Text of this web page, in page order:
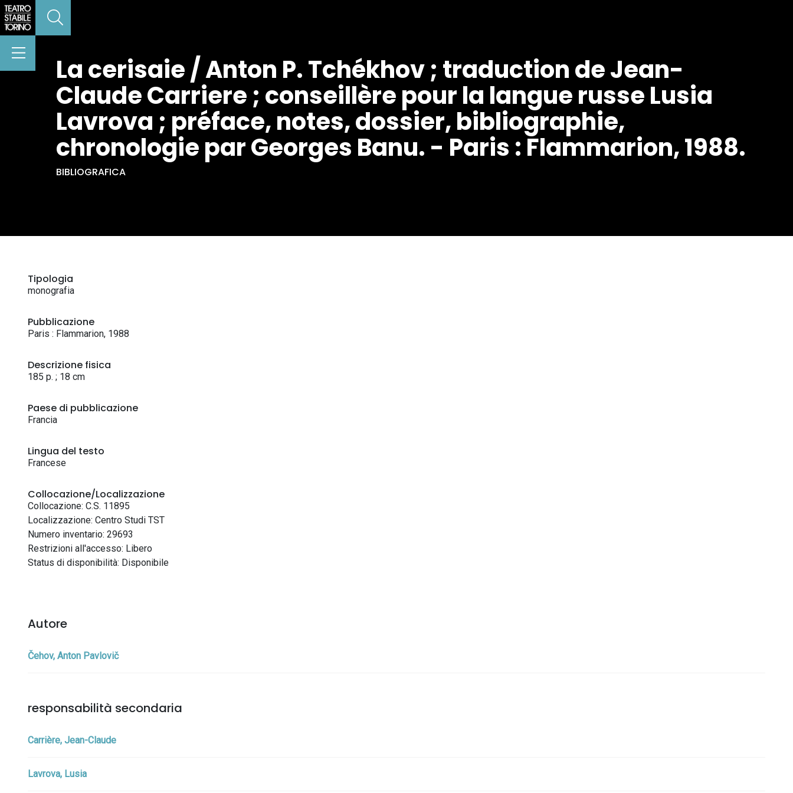
La cerisaie / Anton P. Tchékhov ; traduction de Jean-
Claude Carriere ; conseillère pour la langue russe Lusia
Lavrova ; préface, notes, dossier, bibliographie,
chronologie par Georges Banu. - Paris : Flammarion, 1988.
BIBLIOGRAFICA
Tipologia
monografia
Pubblicazione
Paris : Flammarion, 1988
Descrizione fisica
185 p. ; 18 cm
Paese di pubblicazione
Francia
Lingua del testo
Francese
Collocazione/Localizzazione
Collocazione: C.S. 11895
Localizzazione: Centro Studi TST
Numero inventario: 29693
Restrizioni all'accesso: Libero
Status di disponibilità: Disponibile
Autore
Čehov, Anton Pavlovič
responsabilità secondaria
Carrière, Jean-Claude
Lavrova, Lusia